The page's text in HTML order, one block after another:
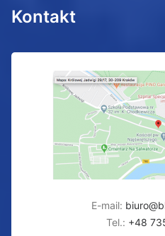
Kontakt
E-mail:
Tel.: +48